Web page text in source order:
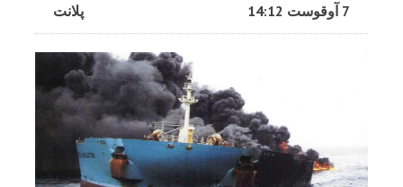
پلانت 7 آوقوست 14:12